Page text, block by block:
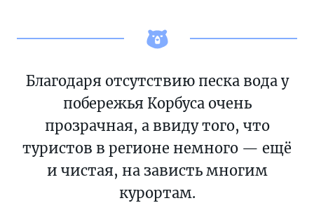
Благодаря отсутствию песка вода у
побережья Корбуса очень
прозрачная, а ввиду того, что
туристов в регионе немного — ещё
и чистая, на зависть многим
курортам.